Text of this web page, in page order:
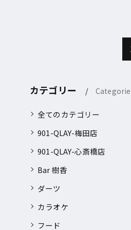
カテゴリー
全てのカテゴリー
901-QLAY-梅田店
901-QLAY-心斎橋店
Bar 樹香
ダーツ
カラオケ
フード